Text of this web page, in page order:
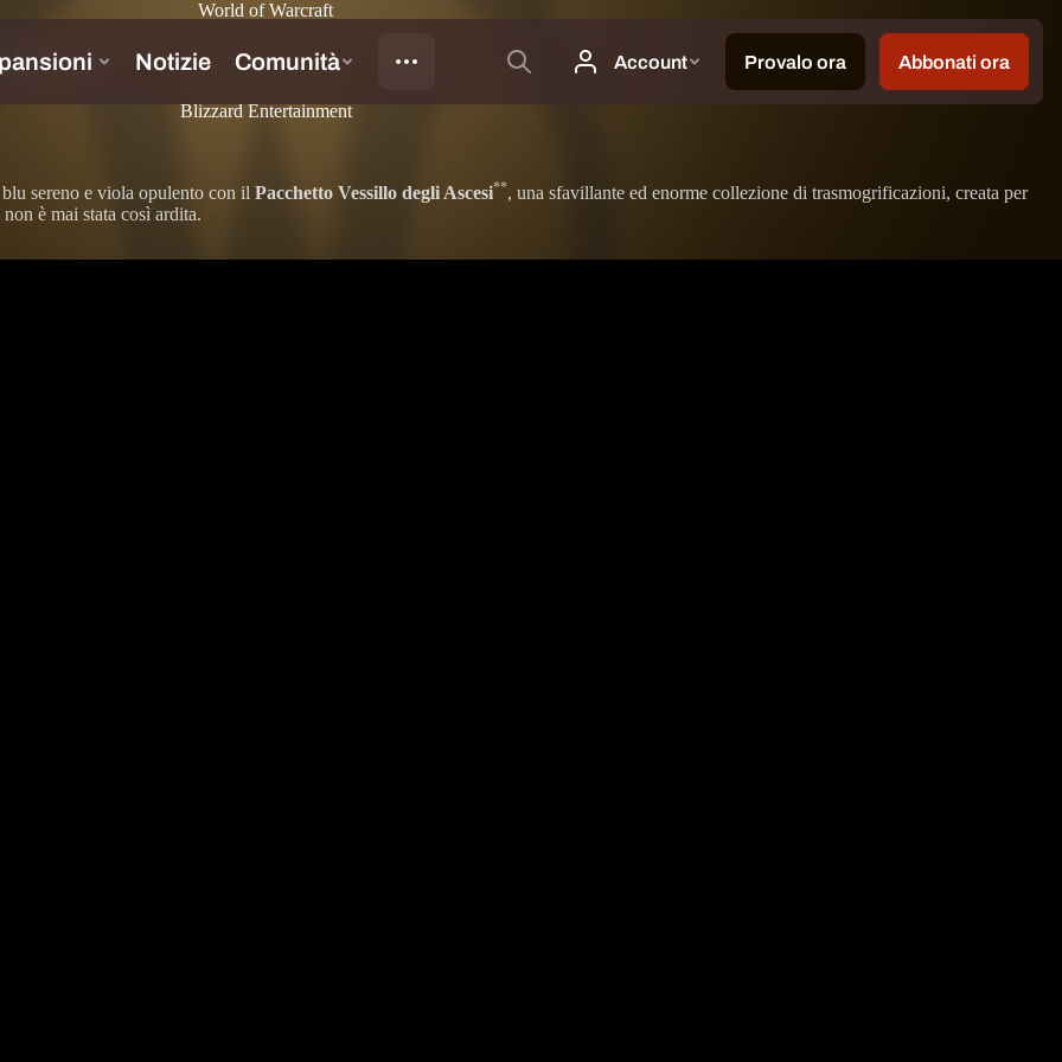
World of Warcraft
Ascesi
Blizzard Entertainment
sereno e viola opulento con il Pacchetto Vessillo degli Ascesi**, una sfavillante ed enorme collezione di trasmogrificazioni, creata per
è mai stata così ardita.